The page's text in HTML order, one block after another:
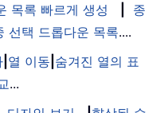
목록 빠르게 생성
종
선택 드롭다운 목록....
열 이동 숨겨진 열의 표
...